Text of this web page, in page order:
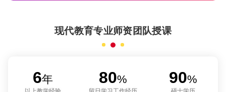
现代教育专业师资团队授课
6年 80% 90%